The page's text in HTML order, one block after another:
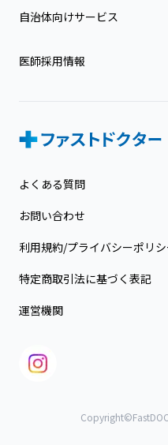
自治体向けサービス
医師採用情報
よくある質問
お問い合わせ
利用規約/プライバシーポリ
特定商取引法に基づく表記
運営機関